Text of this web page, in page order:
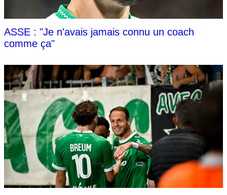
ASSE : "Je n'avais jamais connu un coach
comme ça"